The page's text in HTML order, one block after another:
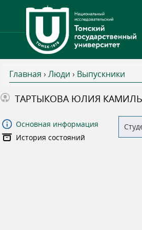
В
ы
з
Главная › Люди › Выпускники
ТАРТЫКОВА ЮЛИЯ
Основная информация
История состояний